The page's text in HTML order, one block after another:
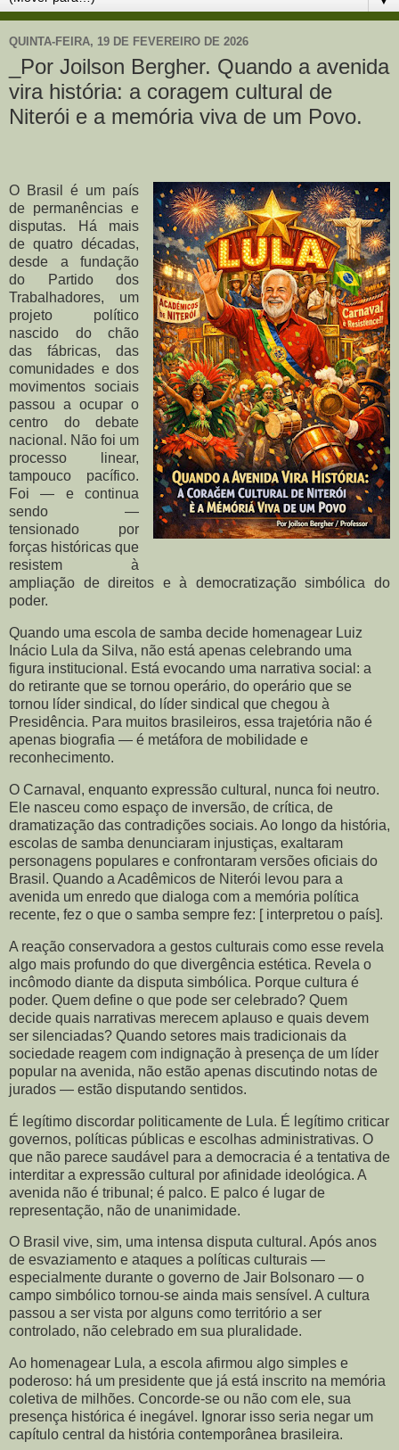
QUINTA-FEIRA, 19 DE FEVEREIRO DE 2026
_Por Joilson Bergher. Quando a avenida
vira história: a coragem cultural de
Niterói e a memória viva de um Povo.
O Brasil é um país
de permanências e
disputas. Há mais
de quatro décadas,
desde a fundação
do Partido dos
Trabalhadores, um
projeto político
nascido do chão
das fábricas, das
comunidades e dos
movimentos sociais
passou a ocupar o
centro do debate
nacional. Não foi um
processo linear,
tampouco pacífico.
Foi — e continua
sendo —
tensionado por
forças históricas que
resistem à
ampliação de direitos e à democratização simbólica do
poder.
Quando uma escola de samba decide homenagear Luiz
Inácio Lula da Silva, não está apenas celebrando uma
figura institucional. Está evocando uma narrativa social: a
do retirante que se tornou operário, do operário que se
tornou líder sindical, do líder sindical que chegou à
Presidência. Para muitos brasileiros, essa trajetória não é
apenas biografia — é metáfora de mobilidade e
reconhecimento.
O Carnaval, enquanto expressão cultural, nunca foi neutro.
Ele nasceu como espaço de inversão, de crítica, de
dramatização das contradições sociais. Ao longo da história,
escolas de samba denunciaram injustiças, exaltaram
personagens populares e confrontaram versões oficiais do
Brasil. Quando a Acadêmicos de Niterói levou para a
avenida um enredo que dialoga com a memória política
recente, fez o que o samba sempre fez: [ interpretou o país].
A reação conservadora a gestos culturais como esse revela
algo mais profundo do que divergência estética. Revela o
incômodo diante da disputa simbólica. Porque cultura é
poder. Quem define o que pode ser celebrado? Quem
decide quais narrativas merecem aplauso e quais devem
ser silenciadas? Quando setores mais tradicionais da
sociedade reagem com indignação à presença de um líder
popular na avenida, não estão apenas discutindo notas de
jurados — estão disputando sentidos.
É legítimo discordar politicamente de Lula. É legítimo criticar
governos, políticas públicas e escolhas administrativas. O
que não parece saudável para a democracia é a tentativa de
interditar a expressão cultural por afinidade ideológica. A
avenida não é tribunal; é palco. E palco é lugar de
representação, não de unanimidade.
O Brasil vive, sim, uma intensa disputa cultural. Após anos
de esvaziamento e ataques a políticas culturais —
especialmente durante o governo de Jair Bolsonaro — o
campo simbólico tornou-se ainda mais sensível. A cultura
passou a ser vista por alguns como território a ser
controlado, não celebrado em sua pluralidade.
Ao homenagear Lula, a escola afirmou algo simples e
poderoso: há um presidente que já está inscrito na memória
coletiva de milhões. Concorde-se ou não com ele, sua
presença histórica é inegável. Ignorar isso seria negar um
capítulo central da história contemporânea brasileira.